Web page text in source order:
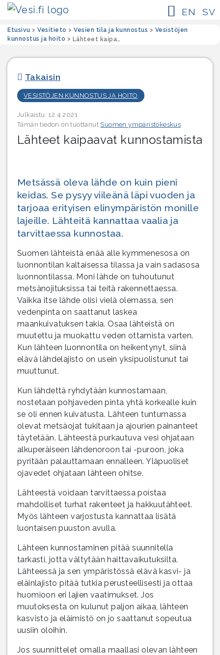
SV
EN
Etusivu > Vesitieto > Vesien tila ja kunnostus > Vesistöjen
kunnostus ja hoito > Lähteet kaipaavat kunnostamista
Takaisin
VESISTÖJEN KUNNOSTUS JA HOITO
Julkaistu: 12.4.2021
Tämän tiedon on tuottanut Suomen ympäristökeskus
Lähteet kaipaavat kunnostamista
Metsässä oleva lähde on kuin pieni
keidas. Se pysyy viileänä läpi vuoden ja
tarjoaa erityisen elinympäristön monille
lajeille. Lähteitä kannattaa vaalia ja
tarvittaessa kunnostaa.
Suomen lähteistä enää alle kymmenesosa on
luonnontilan kaltaisessa tilassa ja vain sadasosa
luonnontilassa. Moni lähde on tuhoutunut
metsänojituksissa tai teitä rakennettaessa.
Vaikka itse lähde olisi vielä olemassa, sen
vedenpinta on saattanut laskea
maankuivatuksen takia. Osaa lähteistä on
muutettu ja muokattu veden ottamista varten.
Kun lähteen luonnontila on heikentynyt, siinä
elävä lähdelajisto on usein yksipuolistunut tai
muuttunut.
Kun lähdettä ryhdytään kunnostamaan,
nostetaan pohjaveden pinta yhtä korkealle kuin
se oli ennen kuivatusta. Lähteen tuntumassa
olevat metsäojat tukitaan ja ajourien painanteet
täytetään. Lähteestä purkautuva vesi ohjataan
alkuperäiseen lähdenoroon tai -puroon, joka
pyritään palauttamaan ennalleen. Yläpuoliset
ojavedet ohjataan lähteen ohitse.
Lähteestä voidaan tarvittaessa poistaa
mahdolliset turhat rakenteet ja hakkuutähteet.
Myös lähteen varjostusta kannattaa lisätä
luontaisen puuston avulla.
Lähteen kunnostaminen pitää suunnitella
tarkasti, jotta vältytään haittavaikutuksilta.
Lähteessä ja sen ympäristössä elävä kasvi- ja
eläinlajisto pitää tutkia perusteellisesti ja ottaa
huomioon eri lajien vaatimukset. Jos
muutoksesta on kulunut paljon aikaa, lähteen
kasvisto ja eläimistö on jo saattanut sopeutua
uusiin oloihin.
Jos suunnittelet omalla maallasi olevan lähteen